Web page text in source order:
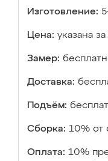
Изготовление:
Цена: указана
Замер:
Доставка:
Подъём:
Сборка: 10% от
Оплата: 10%